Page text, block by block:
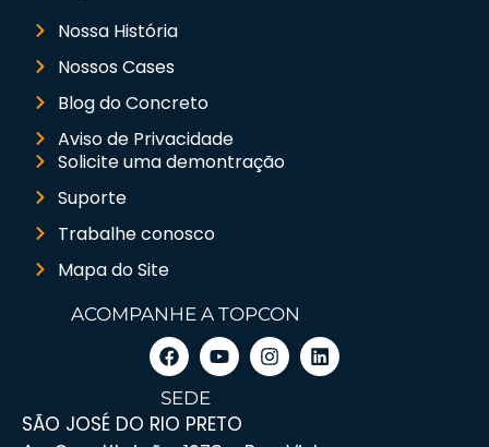
Nossa História
Nossos Cases
Blog do Concreto
Aviso de Privacidade
Solicite uma demontração
Suporte
Trabalhe conosco
Mapa do Site
ACOMPANHE A TOPCON
SEDE
SÃO JOSÉ DO RIO PRETO